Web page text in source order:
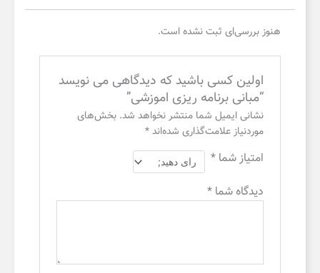
هنوز بررسی‌ای ثبت نشده است.
اولین کسی باشید که دیدگاهی می نویسد
“مبانی برنامه ریزی اموزشی”
نشانی ایمیل شما منتشر نخواهد شد. بخش‌های
موردنیاز علامت‌گذاری شده‌اند*
امتیاز شما*
دیدگاه شما*